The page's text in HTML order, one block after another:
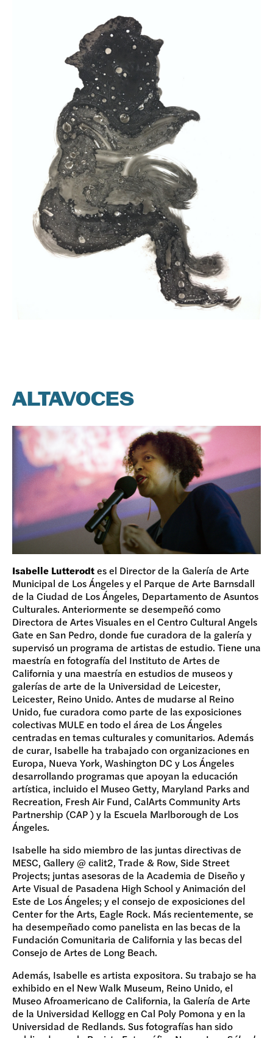
ALTAVOCES
Isabelle Lutterodtes el Director de la Galería de Arte
Municipal de Los Ángeles y el Parque de Arte Barnsdall
de la Ciudad de Los Ángeles, Departamento de Asuntos
Culturales. Anteriormente se desempeñó como
Directora de Artes Visuales en el Centro Cultural Angels
Gate en San Pedro, donde fue curadora de la galería y
supervisó un programa de artistas de estudio. Tiene una
maestría en fotografía del Instituto de Artes de
California y una maestría en estudios de museos y
galerías de arte de la Universidad de Leicester,
Leicester, Reino Unido. Antes de mudarse al Reino
Unido, fue curadora como parte de las exposiciones
colectivas MULE en todo el área de Los Ángeles
centradas en temas culturales y comunitarios. Además
de curar, Isabelle ha trabajado con organizaciones en
Europa, Nueva York, Washington DC y Los Ángeles
desarrollando programas que apoyan la educación
artística, incluido el Museo Getty, Maryland Parks and
Recreation, Fresh Air Fund, CalArts Community Arts
Partnership (CAP ) y la Escuela Marlborough de Los
Ángeles.
Isabelle ha sido miembro de las juntas directivas de
MESC, Gallery @ calit2, Trade & Row, Side Street
Projects; juntas asesoras de la Academia de Diseño y
Arte Visual de Pasadena High School y Animación del
Este de Los Ángeles; y el consejo de exposiciones del
Center for the Arts, Eagle Rock. Más recientemente, se
ha desempeñado como panelista en las becas de la
Fundación Comunitaria de California y las becas del
Consejo de Artes de Long Beach.
Además, Isabelle es artista expositora. Su trabajo se ha
exhibido en el New Walk Museum, Reino Unido, el
Museo Afroamericano de California, la Galería de Arte
de la Universidad Kellogg en Cal Poly Pomona y en la
Universidad de Redlands. Sus fotografías han sido